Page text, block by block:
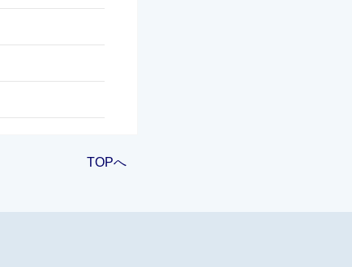
TOPへ